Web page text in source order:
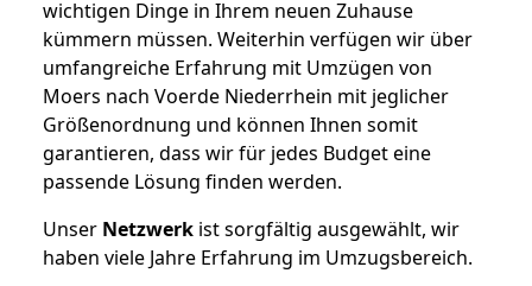
wichtigen Dinge in Ihrem neuen Zuhause
kümmern müssen. Weiterhin verfügen wir über
umfangreiche Erfahrung mit Umzügen von
Moers nach Voerde Niederrhein mit jeglicher
Größenordnung und können Ihnen somit
garantieren, dass wir für jedes Budget eine
passende Lösung finden werden.
Unser Netzwerk ist sorgfältig ausgewählt, wir
haben viele Jahre Erfahrung im Umzugsbereich.